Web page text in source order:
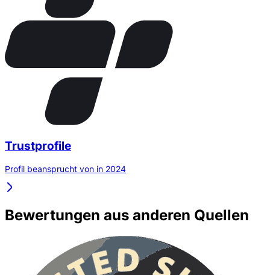
Trustprofile
Profil beansprucht von in 2024
Bewertungen aus anderen Quellen